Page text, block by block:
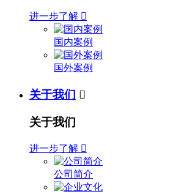
进一步了解 
国内案例
国外案例
关于我们 
关于我们
进一步了解 
公司简介